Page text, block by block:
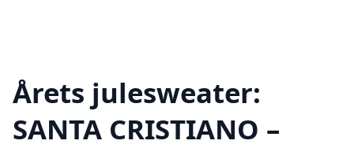
Årets julesweater:
SANTA CRISTIANO –